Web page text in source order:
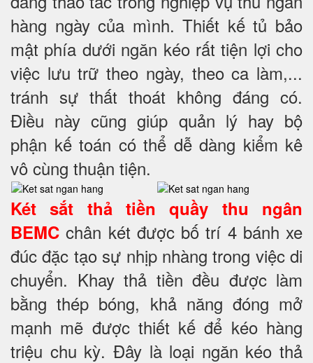
hàng ngày của mình. Thiết kế tủ bảo
mật phía dưới ngăn kéo rất tiện lợi cho
việc lưu trữ theo ngày, theo ca làm,...
tránh sự thất thoát không đáng có.
Điều này cũng giúp quản lý hay bộ
phận kế toán có thể dễ dàng kiểm kê
vô cùng thuận tiện.
Két sắt thả tiền quầy thu ngân
BEMCchân két được bố trí 4 bánh xe
đúc đặc tạo sự nhịp nhàng trong việc di
chuyển. Khay thả tiền đều được làm
bằng thép bóng, khả năng đóng mở
mạnh mẽ được thiết kế để kéo hàng
triệu chu kỳ. Đây là loại ngăn kéo thả